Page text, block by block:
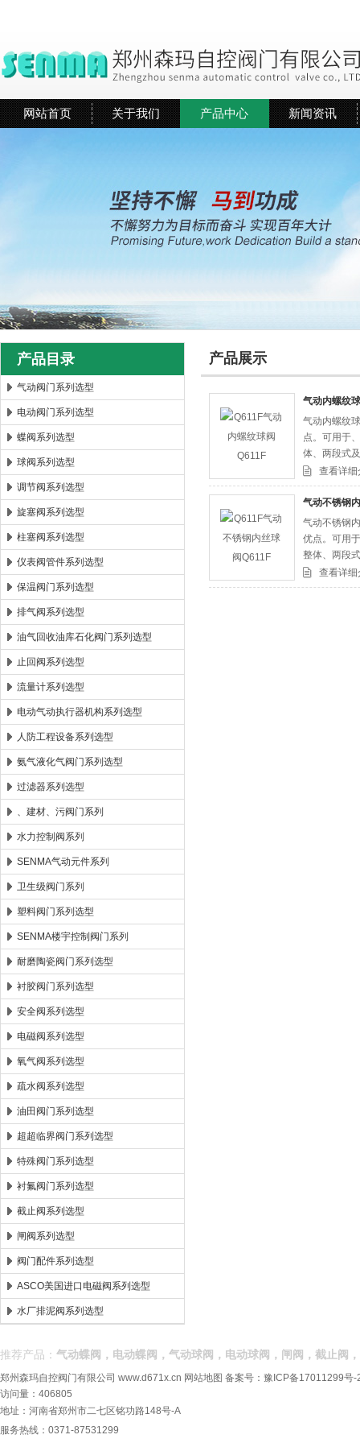
郑州森玛自控阀门有限公司
网站首页 关于我们 产品中心 新闻资讯
产品目录
气动阀门系列选型
电动阀门系列选型
蝶阀系列选型
球阀系列选型
调节阀系列选型
旋塞阀系列选型
柱塞阀系列选型
仪表阀管件系列选型
保温阀门系列选型
排气阀系列选型
油气回收油库石化阀门系列选型
止回阀系列选型
流量计系列选型
电动气动执行器机构系列选型
人防工程设备系列选型
氨气液化气阀门系列选型
过滤器系列选型
、建材、污阀门系列
水力控制阀系列
SENMA气动元件系列
卫生级阀门系列
塑料阀门系列选型
SENMA楼宇控制阀门系列
耐磨陶瓷阀门系列选型
衬胶阀门系列选型
安全阀系列选型
电磁阀系列选型
氧气阀系列选型
疏水阀系列选型
油田阀门系列选型
超超临界阀门系列选型
特殊阀门系列选型
衬氟阀门系列选型
截止阀系列选型
闸阀系列选型
阀门配件系列选型
ASCO美国进口电磁阀系列选型
水厂排泥阀系列选型
产品展示
气动内螺纹
气动内螺纹
点。可用于
体、两段式
松；阀杆采
查看详细
气动不锈钢
气动不锈钢
优点。可用
整体、两段
轻松；阀杆
查看详细
推荐产品： 气动蝶阀，电动蝶阀，气动球阀，电动球阀，闸阀，截止阀
郑州森玛自控阀门有限公司 www.d671x.cn 网站地图 备案号： 豫ICP备17011299号-
访问量：406805
地址：河南省郑州市二七区铭功路148号-A
服务热线：0371-87531299